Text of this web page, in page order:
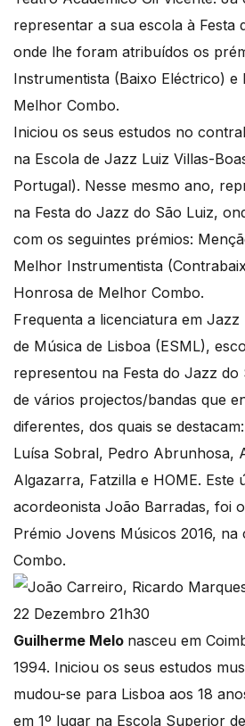
representar a sua escola à Festa
onde lhe foram atribuídos os
Instrumentista (Baixo Eléctrico)
Melhor Combo.
Iniciou os seus estudos no
na Escola de Jazz Luiz Villas-
Portugal). Nesse mesmo ano,
na Festa do Jazz do São Luiz,
com os seguintes prémios:
Melhor Instrumentista
Honrosa de Melhor Combo.
Frequenta a licenciatura em
de Música de Lisboa (ESML),
representou na Festa do Jazz
de vários projectos/bandas que
diferentes, dos quais se
Luísa Sobral, Pedro Abrunhosa,
Algazarra, Fatzilla e HOME. Este
acordeonista João Barradas, foi
Prémio Jovens Músicos 2016, na
Combo.
Guilherme Melo nasceu em
1994. Iniciou os seus estudos
mudou-se para Lisboa aos 18
em 1º lugar na Escola Superior